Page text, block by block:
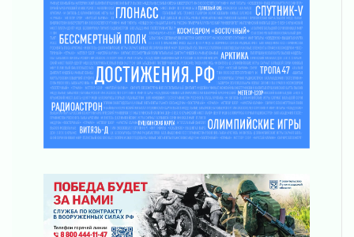
Строительные компании Ленобласти
подняли зарплаты почти на 40% за год
03 августа 2026
Шесть новых жизней в честь дня рождения
Ленинградской области
03 августа 2026
Уроки безопасности для детей и взрослых
03 августа 2026
десантных войск
02 августа 2026
«Активное лето»
02 августа 2026